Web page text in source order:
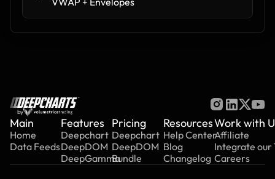
by
Main
Home
Data Feeds
Features
Deepchart
DeepDOM
DeepGamma
Pricing
Deepchart
DeepDOM
Bundle
Resources
Help Center
Blog
Changelog
Work with
Affiliate
Integrate our
Careers